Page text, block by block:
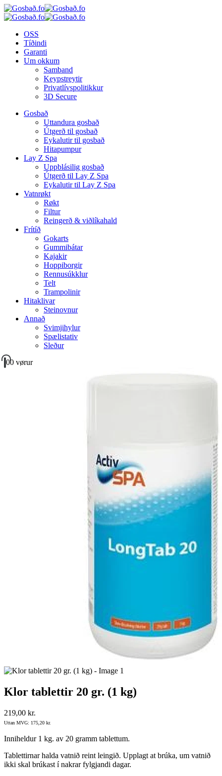
OSS
Tíðindi
Garanti
Um okkum
Samband
Keypstreytir
Privatlívspolitikkur
3D Secure
Gosbað
Uttandura gosbað
Útgerð til gosbað
Eykalutir til gosbað
Hitapumpur
Lay Z Spa
Uppblásilig gosbað
Útgerð til Lay Z Spa
Eykalutir til Lay Z Spa
Vatnrøkt
Røkt
Filtur
Reingerð & viðlíkahald
Frítíð
Gokarts
Gummibátar
Kajakir
Hoppiborgir
Rennusúkklur
Telt
Trampolinir
Hitaklivar
Steinovnur
Annað
Svimjihylur
Spælistativ
Sleður
00 vørur
Klor tablettir 20 gr. (1 kg)
219,00 kr.
Uttan MVG: 175,20 kr.
Inniheldur 1 kg. av 20 gramm tablettum.
Tablettirnar halda vatnið reint leingið. Upplagt at brúka, um vatnið
ikki skal brúkast í nakrar fylgjandi dagar.